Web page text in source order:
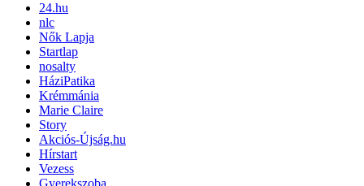
24.hu
nlc
Nők Lapja
Startlap
nosalty
HáziPatika
Krémmánia
Marie Claire
Story
Akciós-Újság.hu
Hírstart
Vezess
Gyerekszoba